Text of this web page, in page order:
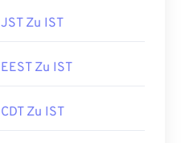
JST Zu IST
EEST Zu IST
CDT Zu IST